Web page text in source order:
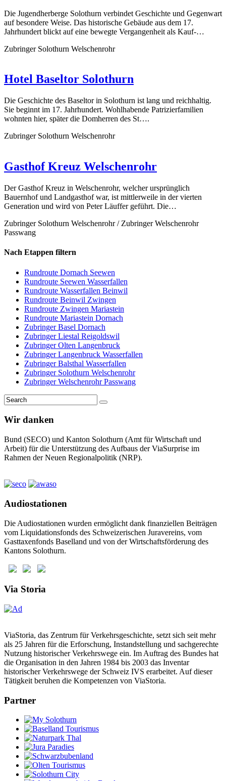
Die Jugendherberge Solothurn verbindet Geschichte und Gegenwart
auf besondere Weise. Das historische Gebäude aus dem 17.
Jahrhundert blickt auf eine bewegte Vergangenheit als Kauf-…
Zubringer Solothurn Welschenrohr
Hotel Baseltor Solothurn
Die Geschichte des Baseltor in Solothurn ist lang und reichhaltig.
Sie beginnt im 17. Jahrhundert. Wohlhabende Patrizierfamilien
wohnten hier, später die Domherren des St….
Zubringer Solothurn Welschenrohr
Gasthof Kreuz Welschenrohr
Der Gasthof Kreuz in Welschenrohr, welcher ursprünglich
Bauernhof und Landgasthof war, ist mittlerweile in der vierten
Generation und wird von Peter Läuffer geführt. Die…
Zubringer Solothurn Welschenrohr / Zubringer Welschenrohr
Passwang
Nach Etappen filtern
Rundroute Dornach Seewen
Rundroute Seewen Wasserfallen
Rundroute Wasserfallen Beinwil
Rundroute Beinwil Zwingen
Rundroute Zwingen Mariastein
Rundroute Mariastein Dornach
Zubringer Basel Dornach
Zubringer Liestal Reigoldswil
Zubringer Olten Langenbruck
Zubringer Langenbruck Wasserfallen
Zubringer Balsthal Wasserfallen
Zubringer Solothurn Welschenrohr
Zubringer Welschenrohr Passwang
Wir danken
Bund (SECO) und Kanton Solothurn (Amt für Wirtschaft und
Arbeit) für die Unterstützung des Aufbaus der ViaSurprise im
Rahmen der Neuen Regionalpolitik (NRP).
Audiostationen
Die Audiostationen wurden ermöglicht dank finanziellen Beiträgen
vom Liquidationsfonds des Schweizerischen Juravereins, vom
Gasttaxenfonds Baselland und von der Wirtschaftsförderung des
Kantons Solothurn.
Via Storia
ViaStoria, das Zentrum für Verkehrsgeschichte, setzt sich seit mehr
als 25 Jahren für die Erforschung, Instandstellung und sachgerechte
Nutzung historischer Verkehrswege ein. Im Auftrag des Bundes hat
die Organisation in den Jahren 1984 bis 2003 das Inventar
historischer Verkehrswege der Schweiz IVS erarbeitet. Auf dieser
Tätigkeit beruhen die Kompetenzen von ViaStoria.
Partner